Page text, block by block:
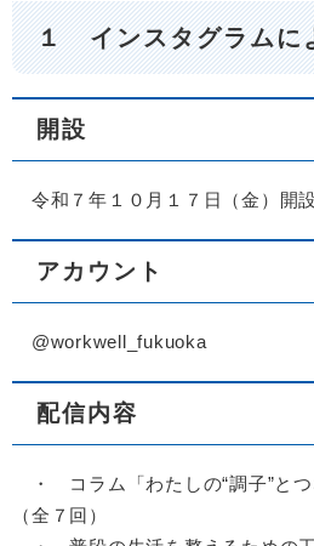
１ インスタグラムに
開設
令和７年１０月１７日（金）開設
アカウント
@workwell_fukuoka
配信内容
・ コラム「わたしの“調子”とつ
（全７回）